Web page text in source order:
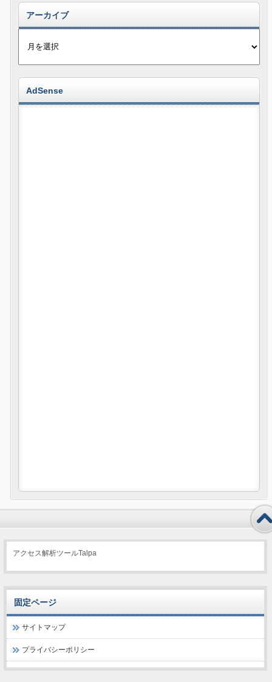
アーカイブ
AdSense
アクセス解析ツールTalpa
固定ページ
サイトマップ
プライバシーポリシー